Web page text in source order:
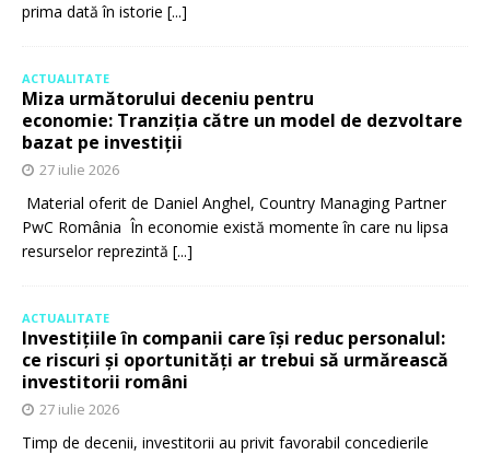
prima dată în istorie [...]
ACTUALITATE
Miza următorului deceniu pentru
economie: Tranziția către un model de dezvoltare
bazat pe investiții
27 iulie 2026
Material oferit de Daniel Anghel, Country Managing Partner
PwC România În economie există momente în care nu lipsa
resurselor reprezintă [...]
ACTUALITATE
Investițiile în companii care își reduc personalul:
ce riscuri și oportunități ar trebui să urmărească
investitorii români
27 iulie 2026
Timp de decenii, investitorii au privit favorabil concedierile